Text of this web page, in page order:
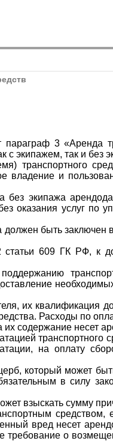
3 «Аренда
с экипажем, так и без
транспортного
владение и
экипажа
оказания услуг по
должен быть
609 ГК РФ, к
их квалификация
Расходы по
содержание несет
транспортного
на оплату
который может
в силу
взыскать сумму
средством,
вред несет
требование о